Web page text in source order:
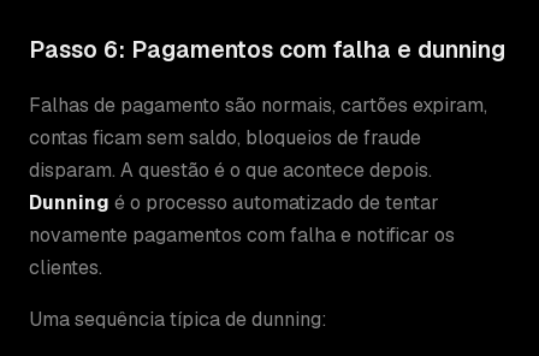
Passo 6: Pagamentos com falha e dunning
Falhas de pagamento são normais, cartões expiram,
contas ficam sem saldo, bloqueios de fraude
disparam. A questão é o que acontece depois.
Dunning é o processo automatizado de tentar
novamente pagamentos com falha e notificar os
clientes.
Uma sequência típica de dunning: